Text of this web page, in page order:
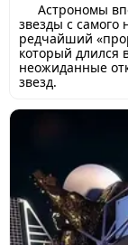
Астрономы
звезды с
редчайший
который длился
неожиданные
звезд.